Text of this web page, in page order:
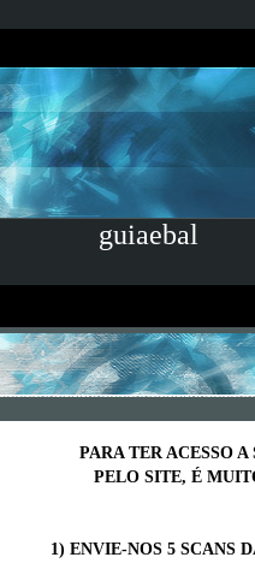
guiaebal
PARA TER ACESSO
PELO SITE, É
1) ENVIE-NOS 5 SCANS